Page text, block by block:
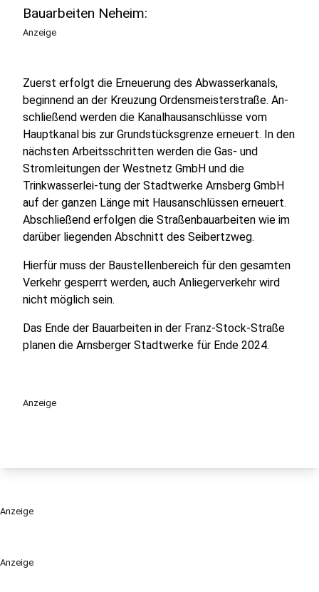
Anzeige
Bauarbeiten Neheim:
Anzeige
Zuerst erfolgt die Erneuerung des Abwasserkanals,
beginnend an der Kreuzung Ordensmeisterstraße. An-
schließend werden die Kanalhausanschlüsse vom
Hauptkanal bis zur Grundstücksgrenze erneuert. In den
nächsten Arbeitsschritten werden die Gas- und
Stromleitungen der Westnetz GmbH und die
Trinkwasserlei-tung der Stadtwerke Arnsberg GmbH
auf der ganzen Länge mit Hausanschlüssen erneuert.
Abschließend erfolgen die Straßenbauarbeiten wie im
darüber liegenden Abschnitt des Seibertzweg.
Hierfür muss der Baustellenbereich für den gesamten
Verkehr gesperrt werden, auch Anliegerverkehr wird
nicht möglich sein.
Das Ende der Bauarbeiten in der Franz-Stock-Straße
planen die Arnsberger Stadtwerke für Ende 2024.
Anzeige
Anzeige